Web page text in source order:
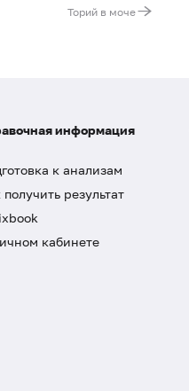
Торий в моче
информация
к анализам
получить результат
кабинете